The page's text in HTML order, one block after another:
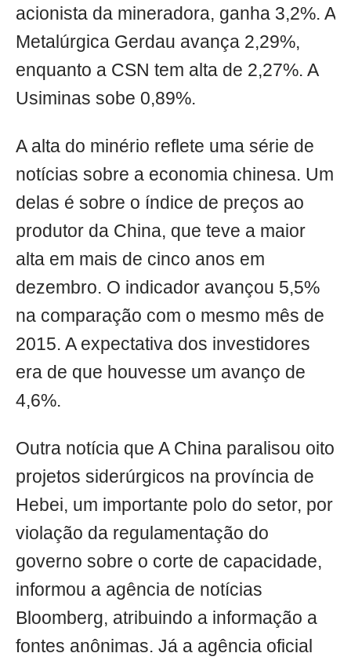
acionista da mineradora, ganha 3,2%. A
Metalúrgica Gerdau avança 2,29%,
enquanto a CSN tem alta de 2,27%. A
Usiminas sobe 0,89%.
A alta do minério reflete uma série de
notícias sobre a economia chinesa. Um
delas é sobre o índice de preços ao
produtor da China, que teve a maior
alta em mais de cinco anos em
dezembro. O indicador avançou 5,5%
na comparação com o mesmo mês de
2015. A expectativa dos investidores
era de que houvesse um avanço de
4,6%.
Outra notícia que A China paralisou oito
projetos siderúrgicos na província de
Hebei, um importante polo do setor, por
violação da regulamentação do
governo sobre o corte de capacidade,
informou a agência de notícias
Bloomberg, atribuindo a informação a
fontes anônimas. Já a agência oficial